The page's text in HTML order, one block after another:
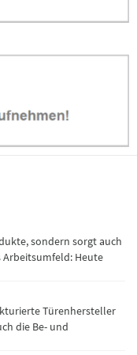
sondern sorgt auch
Arbeitsumfeld: Heute
Türenhersteller
die Be- und